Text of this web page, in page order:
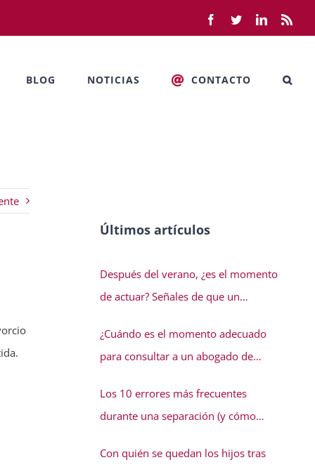
Facebook
TwitterLinkedIn
BLOG NOTICIAS CONTACTO
Últimos artículos
Después del verano, ¿es el momento
de actuar? Señales de que un
¿Cuándo es el momento adecuado
para consultar a un abogado de
Los 10 errores más frecuentes
durante una separación (y cómo
Con quién se quedan los hijos tras